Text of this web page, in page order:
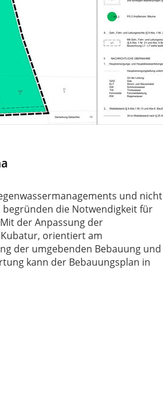
und nicht
die Notwendigkeit für
der Anpassung der
orientiert am
der umgebenden Bebauung und
kann der Bebauungsplan in